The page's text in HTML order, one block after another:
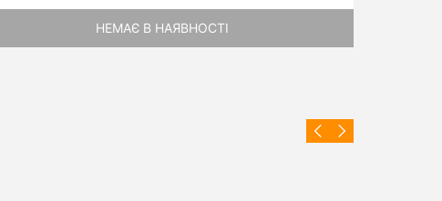
НЕМАЄ В НАЯВНОСТІ